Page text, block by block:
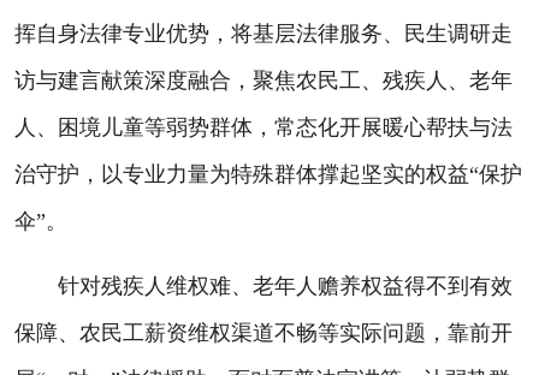
挥自身法律专业优势，将基层法律服务、民生调研走
访与建言献策深度融合，聚焦农民工、残疾人、老年
人、困境儿童等弱势群体，常态化开展暖心帮扶与法
治守护，以专业力量为特殊群体撑起坚实的权益“保护
伞”。
针对残疾人维权难、老年人赡养权益得不到有效
保障、农民工薪资维权渠道不畅等实际问题，靠前开